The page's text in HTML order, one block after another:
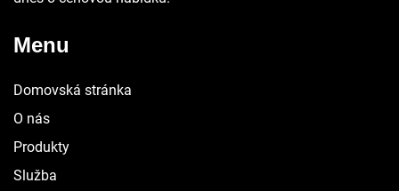
Menu
Domovská stránka
O nás
Produkty
Služba